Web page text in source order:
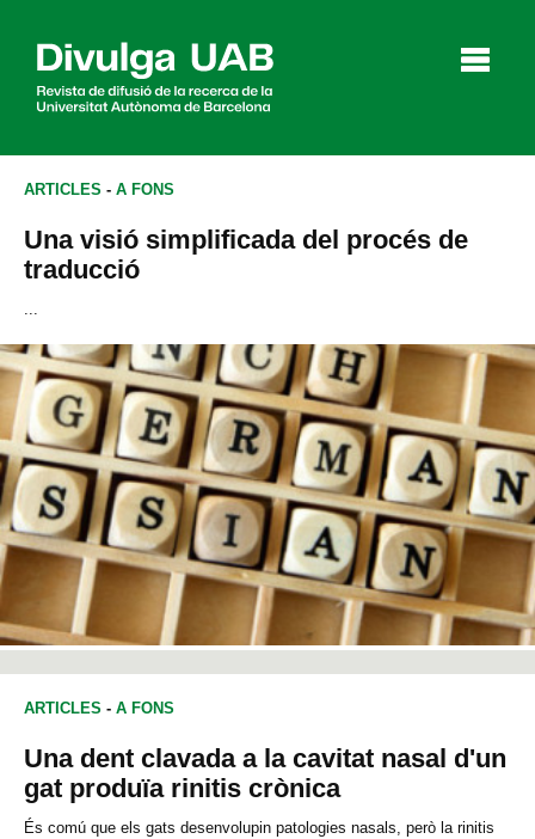
Entrevistes Vídeos
Agenda
English Español
CERCAR
ARTICLES - A FONS
Una visió simplificada del procés de
traducció
...
ARTICLES - A FONS
Una dent clavada a la cavitat nasal d'un
gat produïa rinitis crònica
És comú que els gats desenvolupin patologies nasals, però la rinitis